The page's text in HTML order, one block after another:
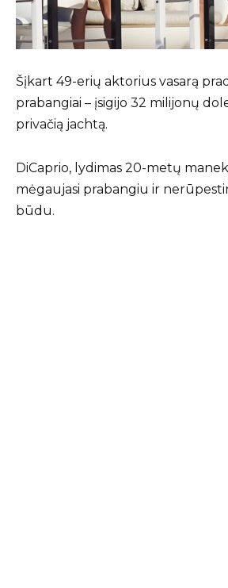
Šįkart 49-erių aktorius vasarą
prabangiai – įsigijo 32 milijonų
privačią jachtą.
DiCaprio, lydimas 20-metų
mėgaujasi prabangiu ir
būdu.